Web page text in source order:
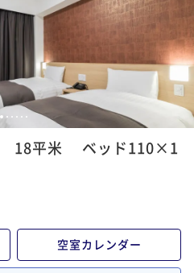
イント即利用で
最大5％OFF
¥17,500~
2名 ¥ 16,625 ~
1 2 3 4 5 6
18平米 ベッド110×1
空室カレンダー